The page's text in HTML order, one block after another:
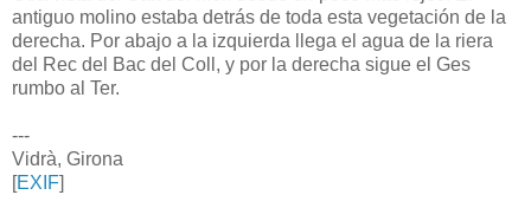
antiguo molino estaba detrás de toda esta vegetación de la
derecha. Por abajo a la izquierda llega el agua de la riera
del Rec del Bac del Coll, y por la derecha sigue el Ges
rumbo al Ter.
---
Vidrà, Girona
[EXIF]